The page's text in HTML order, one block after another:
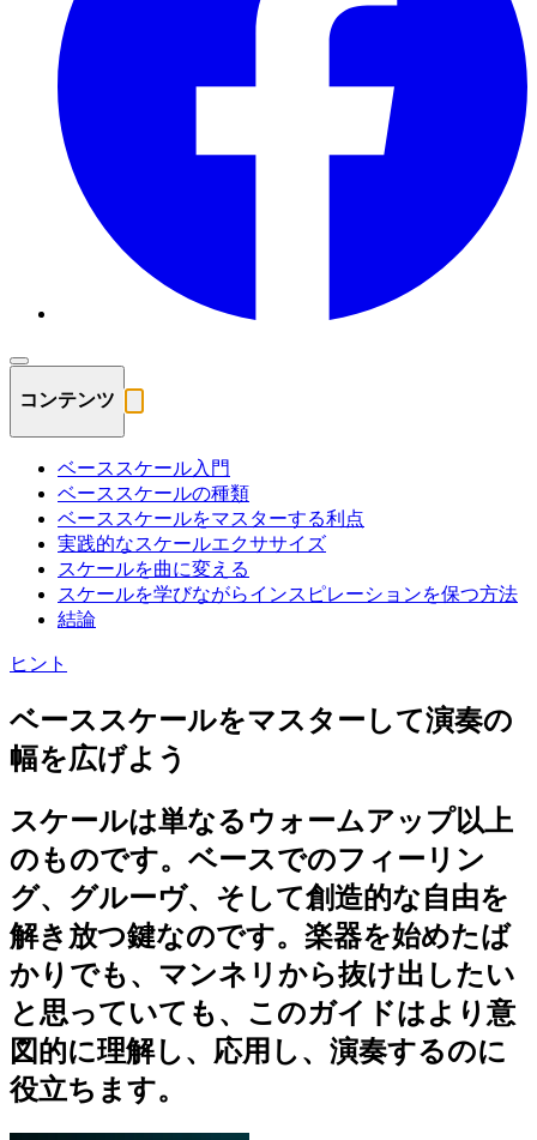
コンテンツ
ベーススケール入門
ベーススケールの種類
ベーススケールをマスターする利点
実践的なスケールエクササイズ
スケールを曲に変える
スケールを学びながらインスピレーションを保つ方法
結論
ヒント
ベーススケールをマスターして演奏の
幅を広げよう
スケールは単なるウォームアップ以上
のものです。ベースでのフィーリン
グ、グルーヴ、そして創造的な自由を
解き放つ鍵なのです。楽器を始めたば
かりでも、マンネリから抜け出したい
と思っていても、このガイドはより意
図的に理解し、応用し、演奏するのに
役立ちます。